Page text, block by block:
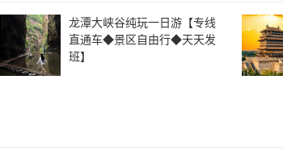
龙潭大峡谷纯玩一日游【专线
直通车◆景区自由行◆天天发
班】